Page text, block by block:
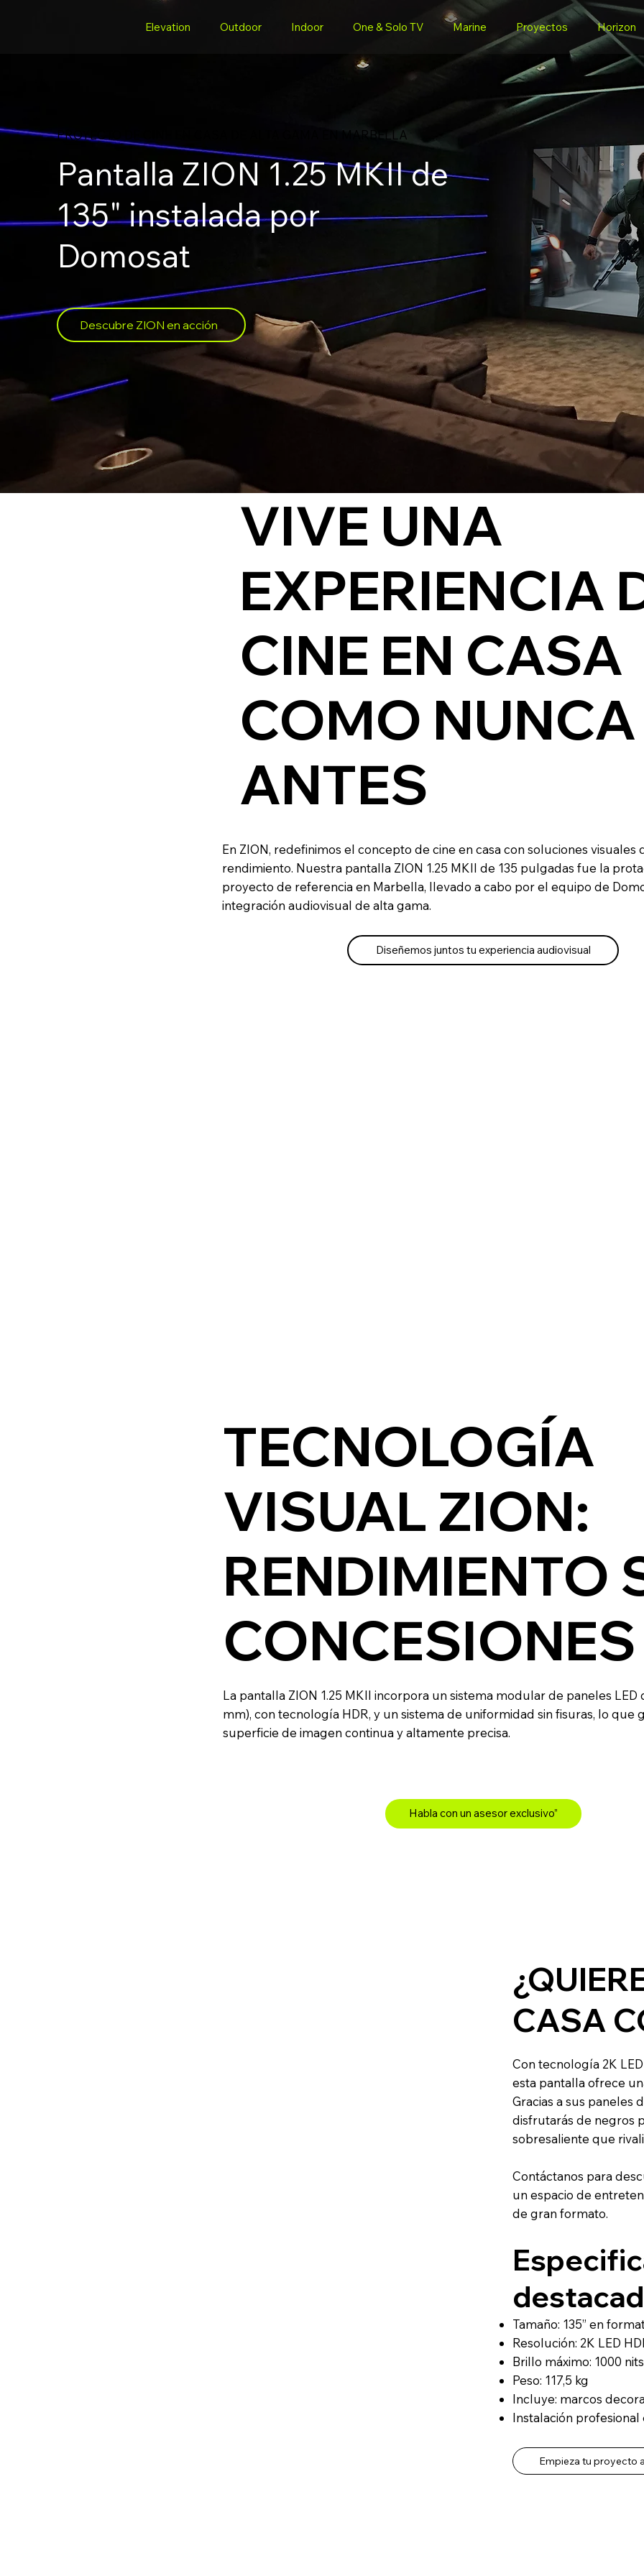
Elevation Outdoor Indoor One & Solo TV Marine Proyectos Horizon
PROYECTO DE CINE EN CASA DE ALTA GAMA EN MARBELLA
Pantalla ZION 1.25 MKII de
135" instalada por
Domosat
Descubre ZION en acción
Diseñemos juntos tu experiencia audiovisual
TECNOLOGÍA
VISUAL ZION:
RENDIMIENTO
CONCESIONES
La pantalla ZION 1.25 MKII incorpora un sistema modular de paneles LED
mm), con tecnología HDR, y un sistema de uniformidad sin fisuras, lo que
superficie de imagen continua y altamente precisa.
Habla con un asesor exclusivo”
CASA
Con tecnología 2K
esta pantalla ofrece
Gracias a sus paneles
disfrutarás de negros
sobresaliente que
Contáctanos para
un espacio de
de gran formato.
Tamaño: 135” en
Resolución: 2K LED
Brillo máximo: 1000 nits
Peso: 117,5 kg
Incluye: marcos
Instalación profesional
Empieza tu proyecto
VIVE UNA
EXPERIENCIA
CINE EN CASA
COMO NUNCA
ANTES
En ZION, redefinimos el concepto de cine en casa con soluciones visuales
rendimiento. Nuestra pantalla ZION 1.25 MKII de 135 pulgadas fue la
proyecto de referencia en Marbella, llevado a cabo por el equipo de
integración audiovisual de alta gama.